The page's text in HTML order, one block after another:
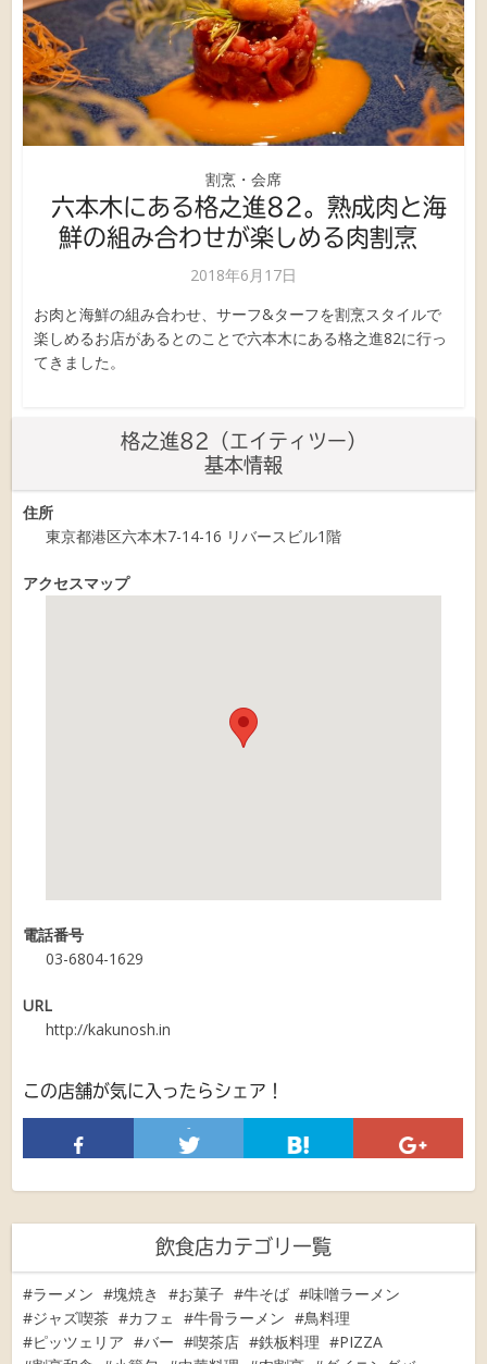
割烹・会席
六本木にある格之進82。熟成肉と海
鮮の組み合わせが楽しめる肉割烹
2018年6月17日
お肉と海鮮の組み合わせ、サーフ&ターフを割烹スタイルで
楽しめるお店があるとのことで六本木にある格之進82に行っ
てきました。
格之進82（エイティツー）
基本情報
住所
東京都港区六本木7-14-16 リバースビル1階
アクセスマップ
電話番号
03-6804-1629
URL
http://kakunosh.in
この店舗が気に入ったらシェア！
-
飲食店カテゴリ一覧
ラーメン 塊焼き お菓子 牛そば
味噌ラーメン
ジャズ喫茶
カフェ 牛骨ラーメン
鳥料理
ピッツェリア
バー 喫茶店 鉄板料理
PIZZA